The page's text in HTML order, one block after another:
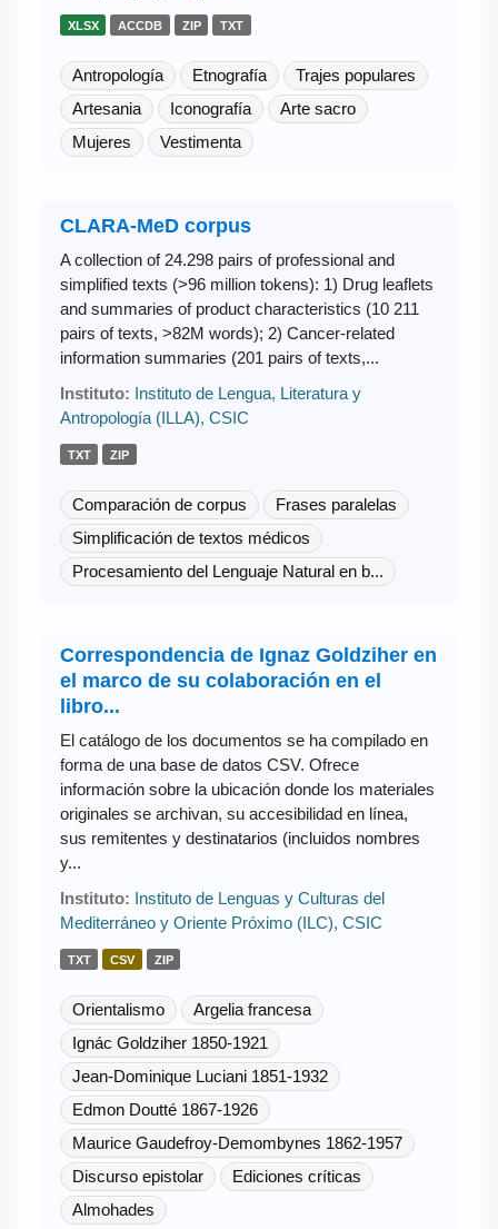
XLSX ACCDB ZIP TXT
Antropología Etnografía
Trajes populares
Artesania
Iconografía
Arte sacro
Mujeres
Vestimenta
CLARA-MeD corpus
A collection of 24.298 pairs of professional and
simplified texts (>96 million tokens): 1) Drug leaflets
and summaries of product characteristics (10 211
pairs of texts, >82M words); 2) Cancer-related
information summaries (201 pairs of texts,...
Instituto: Instituto de Lengua, Literatura y
Antropología (ILLA), CSIC
TXT ZIP
Comparación de corpus
Frases paralelas
Simplificación de textos médicos
Procesamiento del Lenguaje Natural en b...
Correspondencia de Ignaz Goldziher en
el marco de su colaboración en el
libro...
El catálogo de los documentos se ha compilado en
forma de una base de datos CSV. Ofrece
información sobre la ubicación donde los materiales
originales se archivan, su accesibilidad en línea,
sus remitentes y destinatarios (incluidos nombres
y...
Instituto: Instituto de Lenguas y Culturas del
Mediterráneo y Oriente Próximo (ILC), CSIC
TXT CSV ZIP
Orientalismo
Argelia francesa
Ignác Goldziher 1850-1921
Jean-Dominique Luciani 1851-1932
Edmon Doutté 1867-1926
Maurice Gaudefroy-Demombynes 1862-1957
Discurso epistolar
Ediciones críticas
Almohades